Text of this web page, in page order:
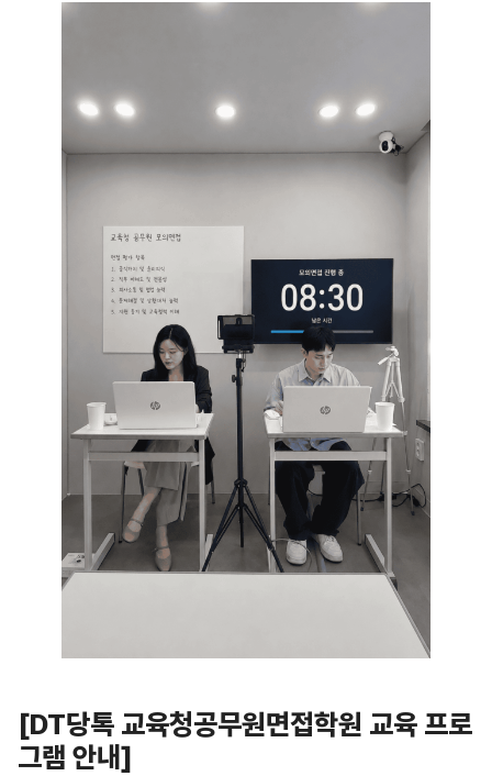
[DT당톡 교육청공무원면접학원 교육 프로
그램 안내]